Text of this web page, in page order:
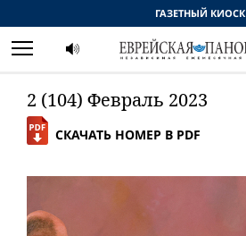
2 (104) Февраль 2023
СКАЧАТЬ НОМЕР В PDF
ГАЗЕТНЫЙ КИОСК